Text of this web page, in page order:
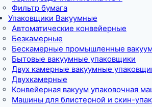
Фильтр бумага
Упаковщики Вакуумные
Автоматические конвейерные
Безкамерные
Бескамерные промышленные
Бытовые вакуумные упаковщики
Двух камерные вакуумные
Двухкамерные
Конвейерная вакуум упаковочная
Машины для блистерной и скин-